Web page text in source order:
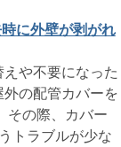
に外壁が剥がれ
や不要になった
の配管カバーを
その際、カバー
トラブルが少な